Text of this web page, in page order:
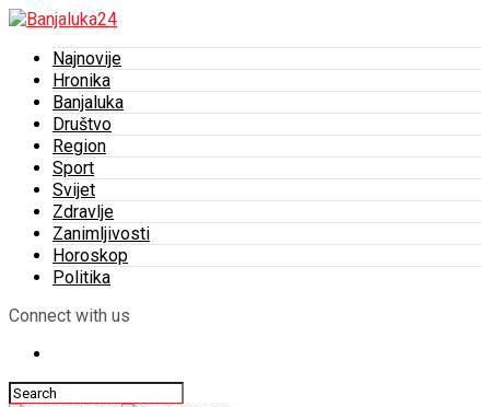
Najnovije
Hronika
Banjaluka
Društvo
Region
Sport
Svijet
Zdravlje
Zanimljivosti
Horoskop
Politika
Connect with us